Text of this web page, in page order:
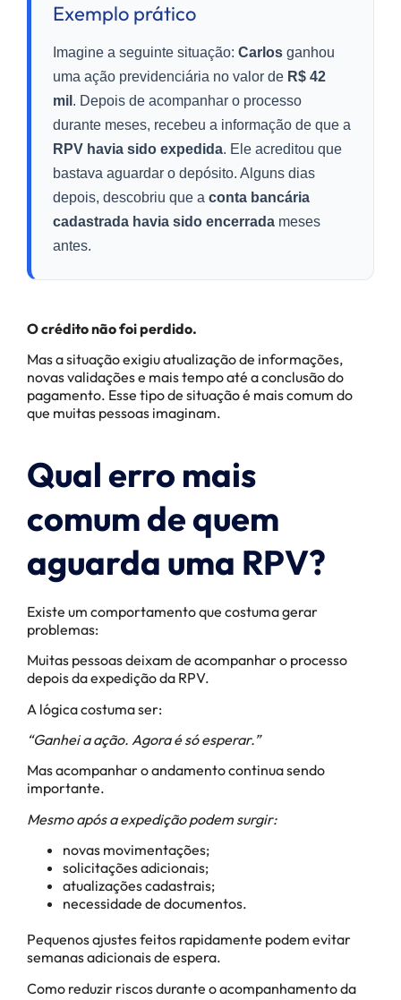
Exemplo prático
Imagine a seguinte situação: Carlos ganhou
uma ação previdenciária no valor de R$ 42
mil . Depois de acompanhar o processo
durante meses, recebeu a informação de que a
RPV havia sido expedida. Ele acreditou que
bastava aguardar o depósito. Alguns dias
depois, descobriu que a conta bancária
cadastrada havia sido encerrada meses
antes.
O crédito não foi perdido.
Mas a situação exigiu atualização de informações,
novas validações e mais tempo até a conclusão do
pagamento. Esse tipo de situação é mais comum do
que muitas pessoas imaginam.
Qual erro mais
comum de quem
aguarda uma RPV?
Existe um comportamento que costuma gerar
problemas:
Muitas pessoas deixam de acompanhar o processo
depois da expedição da RPV.
A lógica costuma ser:
“Ganhei a ação. Agora é só esperar.”
Mas acompanhar o andamento continua sendo
importante.
Mesmo após a expedição podem surgir:
novas movimentações;
solicitações adicionais;
atualizações cadastrais;
necessidade de documentos.
Pequenos ajustes feitos rapidamente podem evitar
semanas adicionais de espera.
Como reduzir riscos durante o acompanhamento da